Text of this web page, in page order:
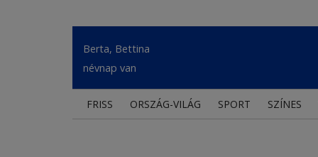
Berta, Bettina
névnap van
FRISS ORSZÁG-VILÁG SPORT SZÍNES